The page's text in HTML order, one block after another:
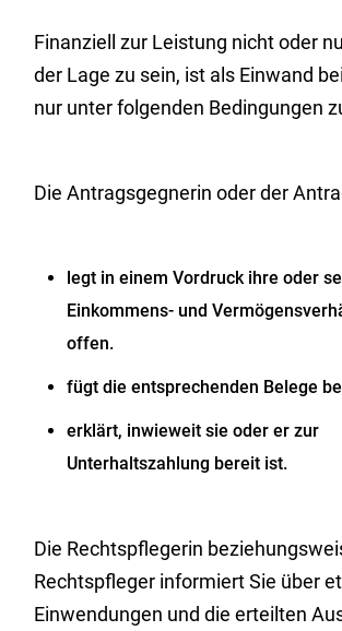
Finanziell zur Leistung nicht oder
der Lage zu sein, ist als Einwand
nur unter folgenden Bedingungen
Die Antragsgegnerin oder der
legt in einem Vordruck ihre oder
Einkommens- und
offen.
fügt die entsprechenden Belege
erklärt, inwieweit sie oder er zur
Unterhaltszahlung bereit ist.
Die Rechtspflegerin
Rechtspfleger informiert Sie über
Einwendungen und die erteilten